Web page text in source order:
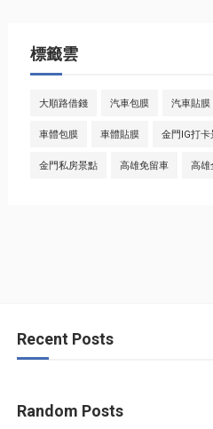
標籤雲
大順路借錢 汽車包膜 汽車貼膜
車體包膜 車體貼膜 金門IG打卡
金門私房景點 高雄免留車 高雄
Recent Posts
Random Posts